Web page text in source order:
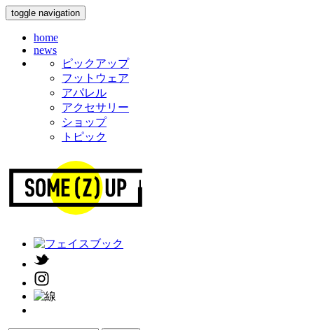
toggle navigation
home
news
ピックアップ
フットウェア
アパレル
アクセサリー
ショップ
トピック